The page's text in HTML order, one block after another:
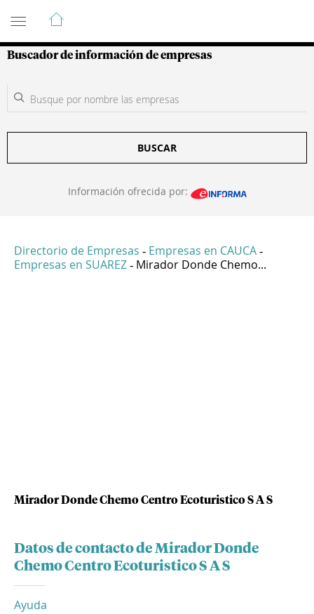
Guía de Empresas Colombianas
Buscador de información de empresas
BUSCAR
Información ofrecida por:
Directorio de Empresas - Empresas en CAUCA -
Empresas en SUAREZ - Mirador Donde Chemo...
Mirador Donde Chemo Centro Ecoturistico S A S
Datos de contacto de Mirador Donde
Chemo Centro Ecoturistico S A S
Ayuda